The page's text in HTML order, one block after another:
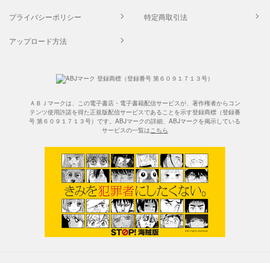
プライバシーポリシー 特定商取引法
アップロード方法
ＡＢＪマークは、この電子書店・電子書籍配信サービスが、著作権者からコン
テンツ使用許諾を得た正規版配信サービスであることを示す登録商標（登録番
号 第６０９１７１３号）です。ABJマークの詳細、ABJマークを掲示している
サービスの一覧はこちら